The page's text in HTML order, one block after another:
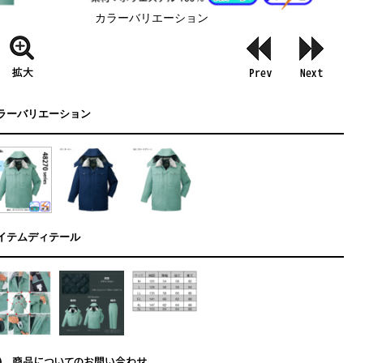
カラーバリエーション
ーバリエーション
テムディテール